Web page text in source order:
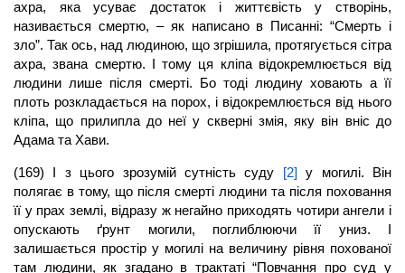
ахра, яка усуває достаток і життєвість у створінь,
називається смертю, – як написано в Писанні: “Смерть і
зло”. Так ось, над людиною, що згрішила, протягується сітра
ахра, звана смертю. І тому ця кліпа відокремлюється від
людини лише після смерті. Бо тоді людину ховають а її
плоть розкладається на порох, і відокремлюється від нього
кліпа, що прилипла до неї у скверні змія, яку він вніс до
Адама та Хави.
(169) І з цього зрозумій сутність суду [2] у могилі. Він
полягає в тому, що після смерті людини та після поховання
її у прах землі, відразу ж негайно приходять чотири ангели і
опускають ґрунт могили, поглиблюючи її униз. І
залишається простір у могилі на величину рівня похованої
там людини, як згадано в трактаті “Повчання про суд у